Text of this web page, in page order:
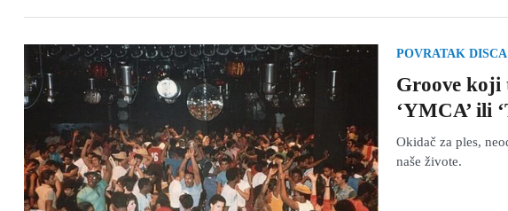
POVRATAK DISCA
Groove koji
‘YMCA’ ili
Okidač za ples,
naše živote.